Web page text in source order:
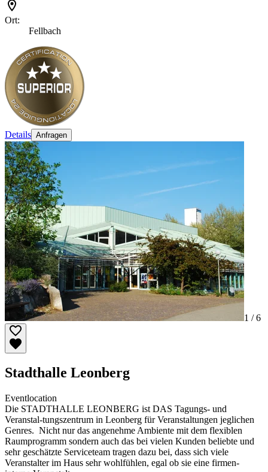
Ort:
Fellbach
Details Anfragen
1 /6
Stadthalle Leonberg
Eventlocation
Die STADTHALLE LEONBERG ist DAS Tagungs- und
Veranstal-tungszentrum in Leonberg für Veranstaltungen jeglichen
Genres. Nicht nur das angenehme Ambiente mit dem flexiblen
Raumprogramm sondern auch das bei vielen Kunden beliebte und
sehr geschätzte Serviceteam tragen dazu bei, dass sich viele
Veranstalter im Haus sehr wohlfühlen, egal ob sie eine firmen-